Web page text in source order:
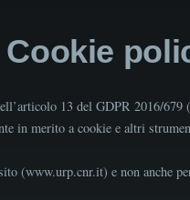
13 del GDPR 2016/
in merito a cookie e altri
(www.urp.cnr.it) e non anche